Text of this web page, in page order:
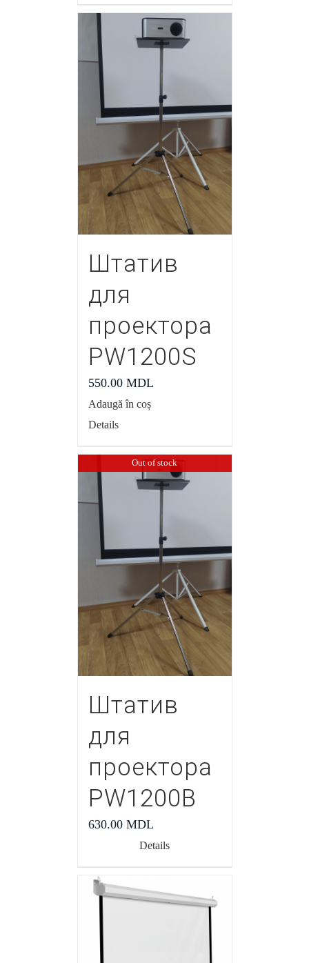
Штатив
для
проектора
PW1200S
550.00 MDL
Adaugă în coș
Details
Out of stock
Штатив
для
проектора
PW1200В
630.00 MDL
Details